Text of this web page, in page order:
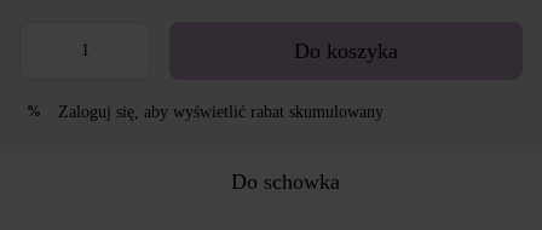
Do koszyka
% Zaloguj się , aby wyświetlić rabat skumulowany
Do schowka